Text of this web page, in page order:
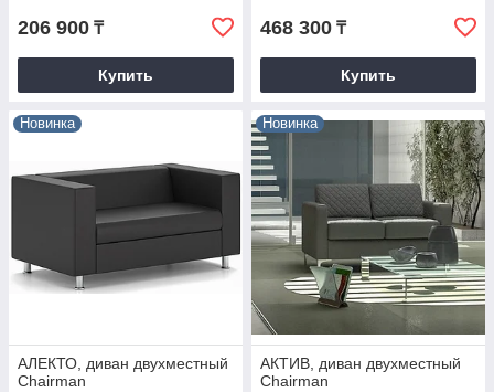
206 900 ₸
Купить
468 300 ₸
Купить
Новинка
АЛЕКТО, диван двухместный
Chairman
Новинка
АКТИВ, диван двухместный
Chairman